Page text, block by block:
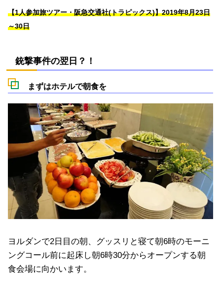
【1人参加旅ツアー・阪急交通社(トラピックス)】2019年8月23日
～30日
銃撃事件の翌日？！
まずはホテルで朝食を
ヨルダンで2日目の朝、グッスリと寝て朝6時のモーニ
ングコール前に起床し朝6時30分からオープンする朝
食会場に向かいます。